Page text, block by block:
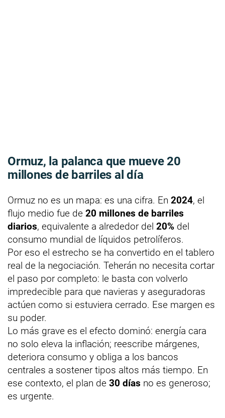
Ormuz, la palanca que mueve 20
millones de barriles al día
Ormuz no es un mapa: es una cifra. En 2024, el
flujo medio fue de 20 millones de barriles
diarios, equivalente a alrededor del 20% del
consumo mundial de líquidos petrolíferos.
Por eso el estrecho se ha convertido en el tablero
real de la negociación. Teherán no necesita cortar
el paso por completo: le basta con volverlo
impredecible para que navieras y aseguradoras
actúen como si estuviera cerrado. Ese margen es
su poder.
Lo más grave es el efecto dominó: energía cara
no solo eleva la inflación; reescribe márgenes,
deteriora consumo y obliga a los bancos
centrales a sostener tipos altos más tiempo. En
ese contexto, el plan de 30 días no es generoso;
es urgente.